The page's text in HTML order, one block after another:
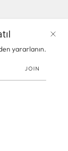
yararlanın.
JOIN